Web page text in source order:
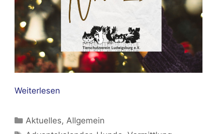
Weiterlesen
Kategorien
Aktuelles,Allgemein